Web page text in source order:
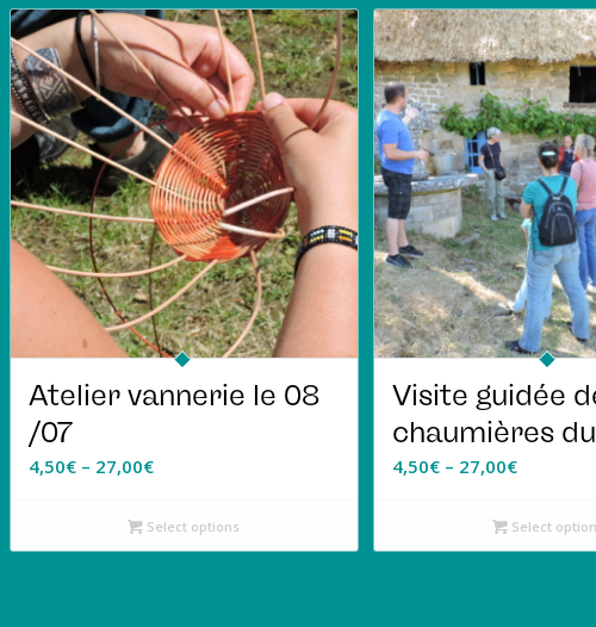
Atelier vannerie le 08
/07
4,50€– 27,00€
Select options
Visite guidée
chaumières
4,50€ – 27,00€
Select